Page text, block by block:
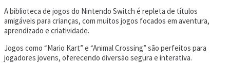
A biblioteca de jogos do Nintendo Switch é repleta de títulos
amigáveis para crianças, com muitos jogos focados em aventura,
aprendizado e criatividade.
Jogos como “Mario Kart” e “Animal Crossing” são perfeitos para
jogadores jovens, oferecendo diversão segura e interativa.